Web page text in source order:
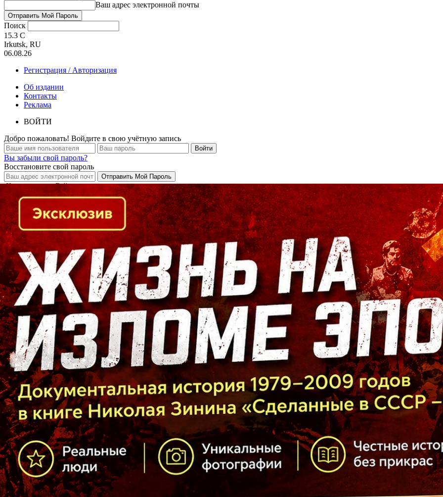
Ваш адрес электронной почты
Поиск
15.3 C
Irkutsk, RU
06.08.26
Регистрация / Авторизация
Об издании
Контакты
Реклама
ВОЙТИ
Добро пожаловать! Войдите в свою учётную запись
Вы забыли свой пароль?
Восстановите свой пароль
Кто есть кто в Байкальском регионе